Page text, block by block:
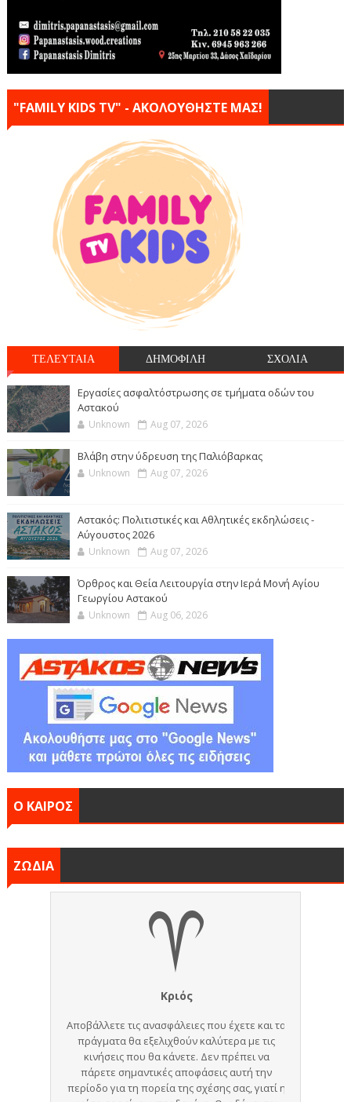
"FAMILY KIDS TV" - ΑΚΟΛΟΥΘΗΣΤΕ ΜΑΣ!
ΤΕΛΕΥΤΑΙΑ ΔΗΜΟΦΙΛΗ ΣΧΟΛΙΑ
Εργασίες ασφαλτόστρωσης σε τμήματα οδών του
Αστακού
Unknown Aug 07, 2026
Βλάβη στην ύδρευση της Παλιόβαρκας
Unknown Aug 07, 2026
Αστακός: Πολιτιστικές και Αθλητικές εκδηλώσεις -
Αύγουστος 2026
Unknown Aug 07, 2026
Όρθρος και Θεία Λειτουργία στην Ιερά Μονή Αγίου
Γεωργίου Αστακού
Unknown Aug 06, 2026
Ο ΚΑΙΡΟΣ
ΖΩΔΙΑ